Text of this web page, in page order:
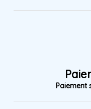
Paiement